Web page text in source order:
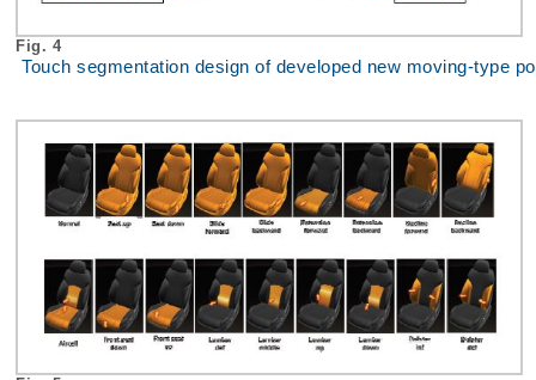
Fig. 4
Touch segmentation design of developed new moving-type